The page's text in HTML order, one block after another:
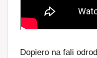
Dopiero na fali